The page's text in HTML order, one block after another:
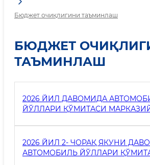
Бюджет очиқлигини таъминлаш
БЮДЖЕТ
ТАЪМИНЛАШ
2026 ЙИЛ ДАВОМИДА
ЙЎЛЛАРИ ҚЎМИТАСИ
МАҚСАДЛИ ЖАМҒАРМАЛАРИ
БЮДЖЕТДАН ТАШҚАРИ
ҲИСОБИГА ХАРИД ҚИЛИНИШИ
РЕЖАЛАШТИРИЛГАН ТОВАРЛАР
2026 ЙИЛ 2- ЧОРАҚ ЯКУНИ
АВТОМОБИЛЬ ЙЎЛЛАРИ